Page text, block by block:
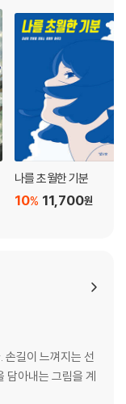
나를 초월한 기분
11,700원
10%
손길이 느껴지는 선
담아내는 그림을 계